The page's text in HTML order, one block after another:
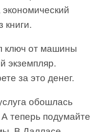
ключ от машины
экземпляр.
за это денег.
обошлась
теперь подумайте